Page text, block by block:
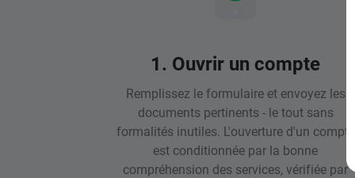
1. Ouvrir un compte
Remplissez le formulaire et envoyez les
documents pertinents - le tout sans
formalités inutiles. L'ouverture d'un compte
est conditionnée par la bonne
compréhension des services, vérifiée par